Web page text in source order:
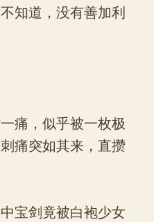
知道，没有善加利
，似乎被一枚极
痛突如其来，直攒
剑竟被白袍少女